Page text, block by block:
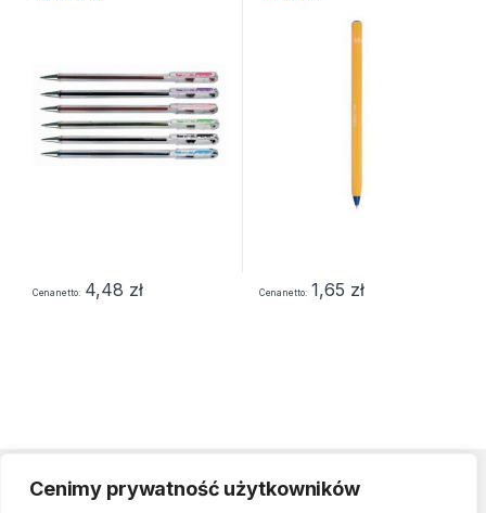
Cenimy prywatność użytkowników
Cena netto 4,48 zł Cena netto 1,65 zł
Strefa klienta